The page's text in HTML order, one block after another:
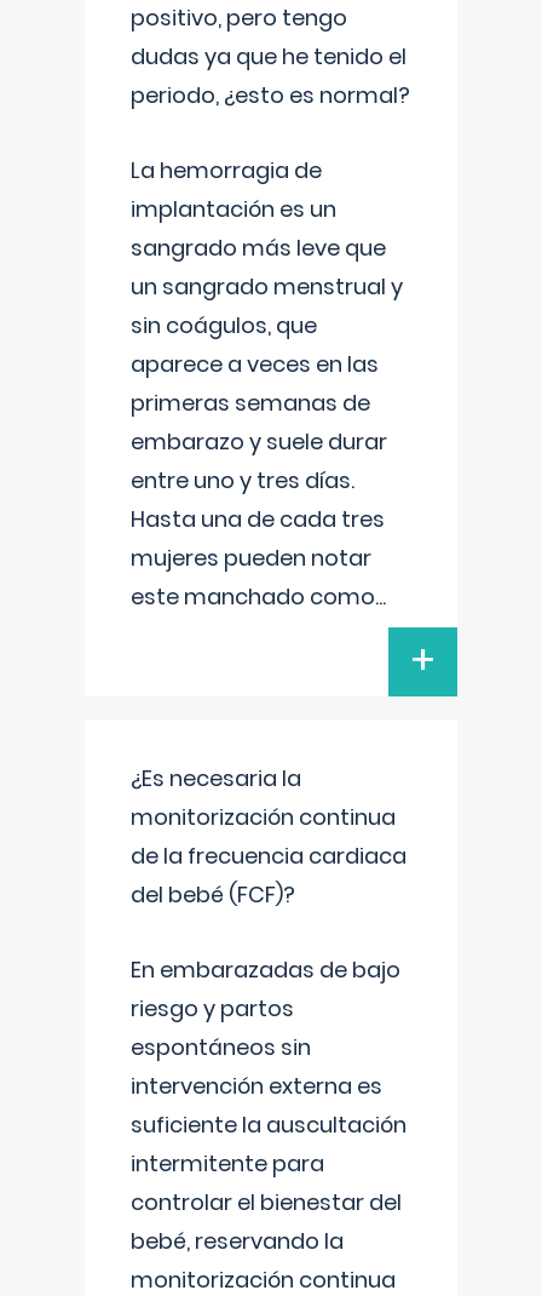
positivo, pero tengo
dudas ya que he tenido el
periodo, ¿esto es normal?
La hemorragia de
implantación es un
sangrado más leve que
un sangrado menstrual y
sin coágulos, que
aparece a veces en las
primeras semanas de
embarazo y suele durar
entre uno y tres días.
Hasta una de cada tres
mujeres pueden notar
este manchado como...
+
¿Es necesaria la
monitorización continua
de la frecuencia cardiaca
del bebé (FCF)?
En embarazadas de bajo
riesgo y partos
espontáneos sin
intervención externa es
suficiente la auscultación
intermitente para
controlar el bienestar del
bebé, reservando la
monitorización continua